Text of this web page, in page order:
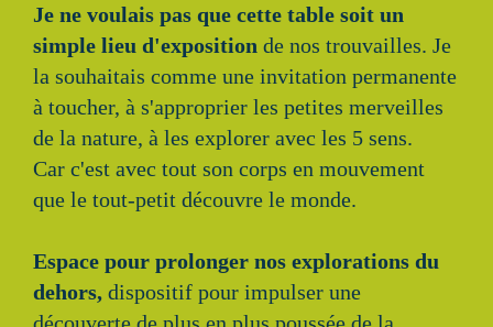
Je ne voulais pas que cette table soit un
simple lieu d'exposition de nos trouvailles. Je
la souhaitais comme une invitation permanente
à toucher, à s'approprier les petites merveilles
de la nature, à les explorer avec les 5 sens.
Car c'est avec tout son corps en mouvement
que le tout-petit découvre le monde.
Espace pour prolonger nos explorations du
dehors, dispositif pour impulser une